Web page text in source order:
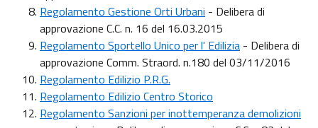
Regolamento Gestione Orti Urbani - Delibera di
approvazione C.C. n. 16 del 16.03.2015
Regolamento Sportello Unico per l' Edilizia - Delibera di
approvazione Comm. Straord. n.180 del 03/11/2016
Regolamento Edilizio P.R.G.
Regolamento Edilizio Centro Storico
Regolamento Sanzioni per inottemperanza demolizioni